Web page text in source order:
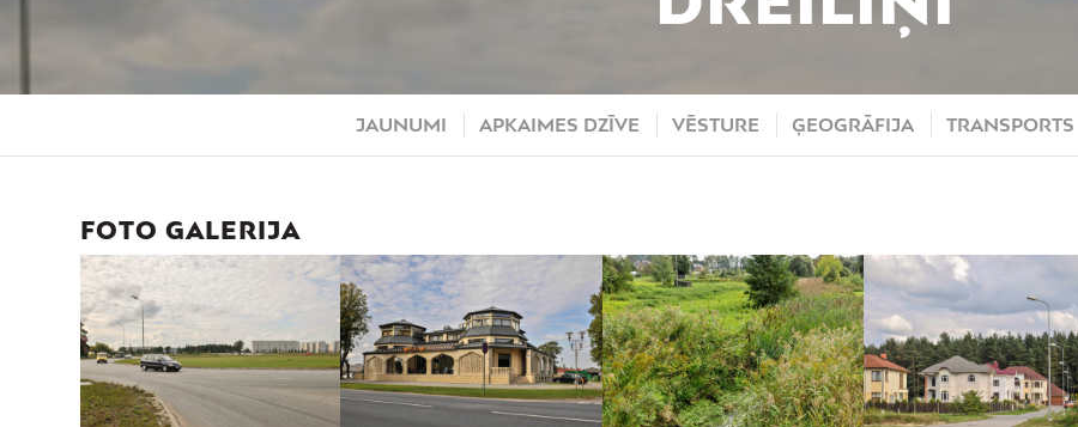
JAUNUMI APKAIMES DZĪVE VĒSTURE ĢEOGRĀFIJA TRANSPORTS
FOTO GALERIJA